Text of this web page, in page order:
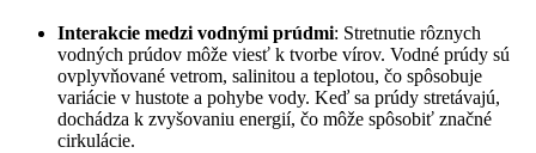
Interakcie medzi vodnými prúdmi: Stretnutie rôznych
vodných prúdov môže viesť k tvorbe vírov. Vodné prúdy sú
ovplyvňované vetrom, salinitou a teplotou, čo spôsobuje
variácie v hustote a pohybe vody. Keď sa prúdy stretávajú,
dochádza k zvyšovaniu energií, čo môže spôsobiť značné
cirkulácie.